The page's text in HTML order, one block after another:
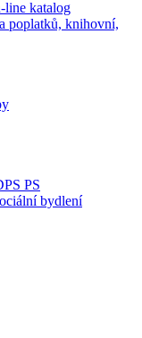
line katalog
poplatků, knihovní,
PS
bydlení